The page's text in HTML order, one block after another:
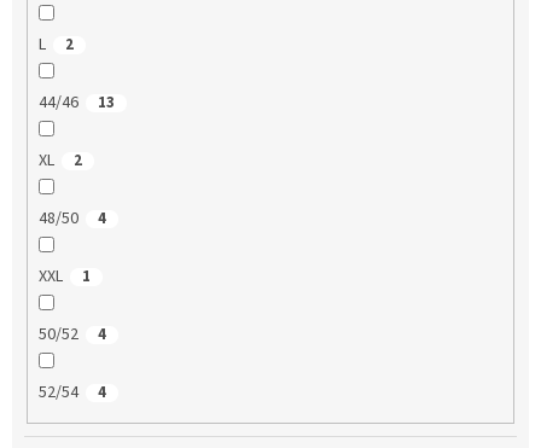
L 2
44/46 13
XL 2
48/50 4
XXL 1
50/52 4
52/54 4